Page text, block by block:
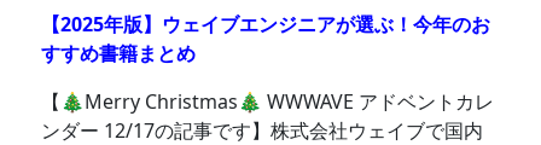
【2025年版】ウェイブエンジニアが選ぶ！今年のお
すすめ書籍まとめ
【🎄Merry Christmas🎄 WWWAVE アドベントカレ
ンダー 12/17の記事です】株式会社ウェイブで国内